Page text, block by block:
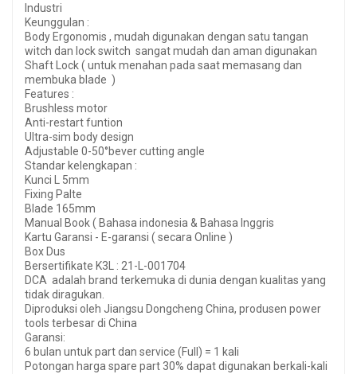
Industri
Keunggulan :
Body Ergonomis , mudah digunakan dengan satu tangan
witch dan lock switch sangat mudah dan aman digunakan
Shaft Lock ( untuk menahan pada saat memasang dan
membuka blade )
Features :
Brushless motor
Anti-restart funtion
Ultra-sim body design
Adjustable 0-50°bever cutting angle
Standar kelengkapan :
Kunci L 5mm
Fixing Palte
Blade 165mm
Manual Book ( Bahasa indonesia & Bahasa Inggris
Kartu Garansi - E-garansi ( secara Online )
Box Dus
Bersertifikate K3L : 21-L-001704
DCA adalah brand terkemuka di dunia dengan kualitas yang
tidak diragukan.
Diproduksi oleh Jiangsu Dongcheng China, produsen power
tools terbesar di China
Garansi:
6 bulan untuk part dan service (Full) = 1 kali
Potongan harga spare part 30% dapat digunakan berkali-kali